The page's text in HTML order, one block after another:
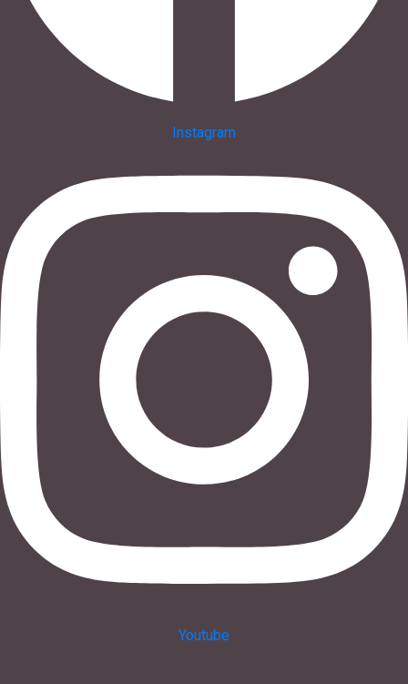
Instagram
Youtube
s.baranowski [at] freiwillig-engagiert.de